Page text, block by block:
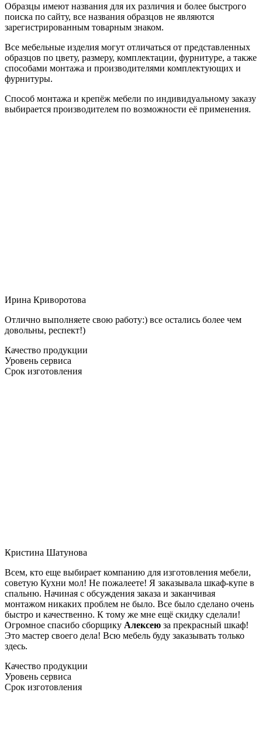
Образцы имеют названия для их различия и более быстрого
поиска по сайту, все названия образцов не являются
зарегистрированным товарным знаком.
Все мебельные изделия могут отличаться от представленных
образцов по цвету, размеру, комплектации, фурнитуре, а также
способами монтажа и производителями комплектующих и
фурнитуры.
Способ монтажа и крепёж мебели по индивидуальному заказу
выбирается производителем по возможности её применения.
Ирина Криворотова
Отлично выполняете свою работу:) все остались более чем
довольны, респект!)
Качество продукции
Уровень сервиса
Срок изготовления
Кристина Шатунова
Всем, кто еще выбирает компанию для изготовления мебели,
советую Кухни мол! Не пожалеете! Я заказывала шкаф-купе в
спальню. Начиная с обсуждения заказа и заканчивая
монтажом никаких проблем не было. Все было сделано очень
быстро и качественно. К тому же мне ещё скидку сделали!
Огромное спасибо сборщику Алексею за прекрасный шкаф!
Это мастер своего дела! Всю мебель буду заказывать только
здесь.
Качество продукции
Уровень сервиса
Срок изготовления